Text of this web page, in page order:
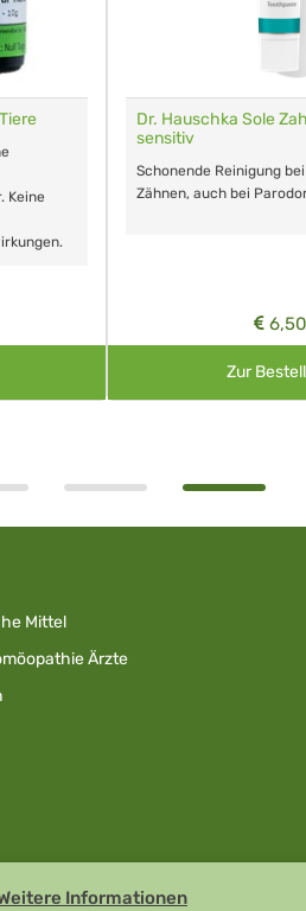
Keine
Dr. Hauschka Sole
sensitiv
Schonende Reinigung
Zähnen, auch bei
6,50
Zur
Mittel
Ärzte
Informationen